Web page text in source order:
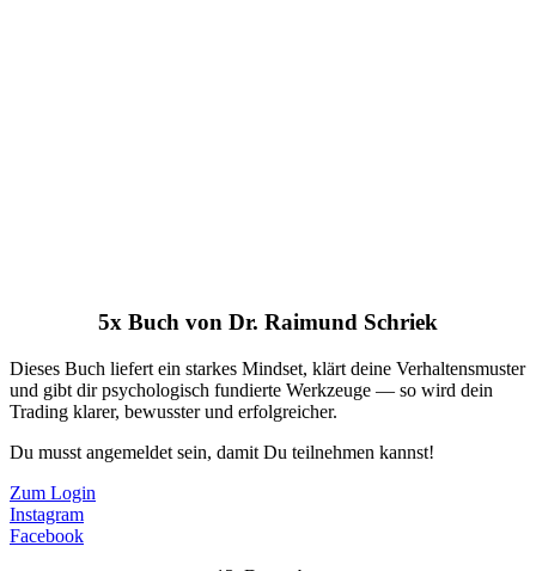
5x Buch von Dr. Raimund Schriek
Dieses Buch liefert ein starkes Mindset, klärt deine Verhaltensmuster
und gibt dir psychologisch fundierte Werkzeuge — so wird dein
Trading klarer, bewusster und erfolgreicher.
Du musst angemeldet sein, damit Du teilnehmen kannst!
Zum Login
Instagram
Facebook